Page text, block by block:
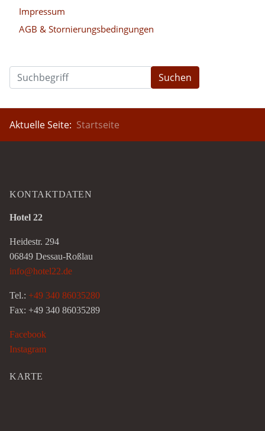
Impressum
AGB & Stornierungsbedingungen
Suchen
Aktuelle Seite: Startseite
KONTAKTDATEN
Hotel 22
Heidestr. 294
06849 Dessau-Roßlau
info@hotel22.de
Tel.: +49 340 86035280
Fax: +49 340 86035289
Facebook
Instagram
KARTE